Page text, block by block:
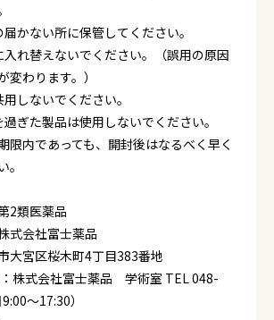
届かない所に保管してください。
入れ替えないでください。（誤用の原因
変わります。）
用しないでください。
過ぎた製品は使用しないでください。
内であっても、開封後はなるべく早く
2類医薬品
式会社富士薬品
大宮区桜木町4丁目383番地
株式会社富士薬品 学術室 TEL 048-
～17:30）